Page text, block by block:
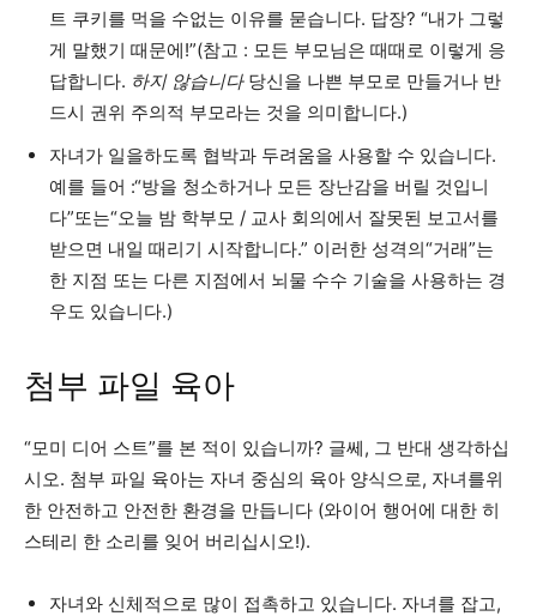
트 쿠키를 먹을 수없는 이유를 묻습니다. 답장? “내가 그렇
게 말했기 때문에!”(참고 : 모든 부모님은 때때로 이렇게 응
답합니다. 하지 않습니다당신을 나쁜 부모로 만들거나 반
드시 권위 주의적 부모라는 것을 의미합니다.)
자녀가 일을하도록 협박과 두려움을 사용할 수 있습니다.
예를 들어 :“방을 청소하거나 모든 장난감을 버릴 것입니
다”또는“오늘 밤 학부모 / 교사 회의에서 잘못된 보고서를
받으면 내일 때리기 시작합니다.” 이러한 성격의“거래”는
한 지점 또는 다른 지점에서 뇌물 수수 기술을 사용하는 경
우도 있습니다.)
첨부 파일 육아
“모미 디어 스트”를 본 적이 있습니까? 글쎄, 그 반대 생각하십
시오. 첨부 파일 육아는 자녀 중심의 육아 양식으로, 자녀를위
한 안전하고 안전한 환경을 만듭니다 (와이어 행어에 대한 히
스테리 한 소리를 잊어 버리십시오!).
자녀와 신체적으로 많이 접촉하고 있습니다. 자녀를 잡고,